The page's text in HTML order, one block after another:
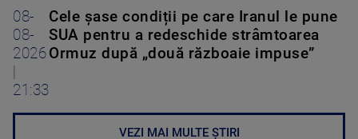
08-
08-
2026
21:33
Cele șase condiții pe care Iranul le pune
SUA pentru a redeschide strâmtoarea
Ormuz după „două războaie impuse”
VEZI MAI MULTE ȘTIRI